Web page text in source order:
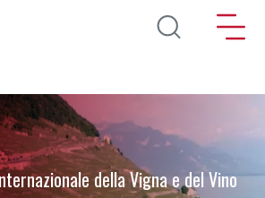
Salta al contenuto principale
della Vigna e del Vino